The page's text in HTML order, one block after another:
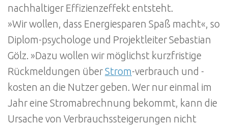
nachhaltiger Effizienzeffekt entsteht.
»Wir wollen, dass Energiesparen Spaß macht«, so
Diplom-psychologe und Projektleiter Sebastian
Gölz. »Dazu wollen wir möglichst kurzfristige
Rückmeldungen überStrom-verbrauch und -
kosten an die Nutzer geben. Wer nur einmal im
Jahr eine Stromabrechnung bekommt, kann die
Ursache von Verbrauchssteigerungen nicht